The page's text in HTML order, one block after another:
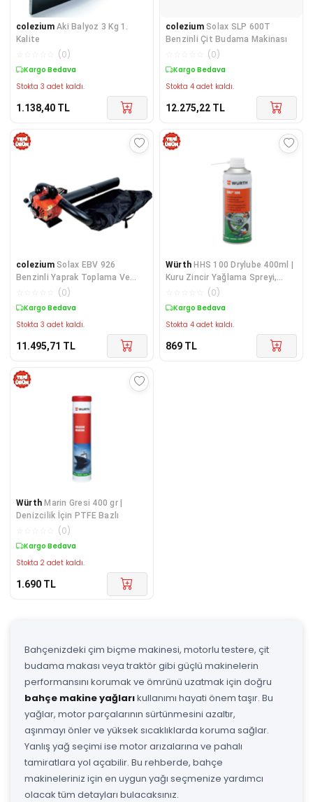
colezium Aki Balyoz 3 Kg 1.
Kalite
(0)
Kargo Bedava
Stokta 3 adet kaldı.
1.138,40 TL
colezium Solax SLP 600T
Benzinli Çit Budama Makinası
(0)
Kargo Bedava
Stokta 4 adet kaldı.
12.275,22 TL
colezium Solax EBV 926
Benzinli Yaprak Toplama Ve
Üfleme Makinesi 1 hp
(0)
Kargo Bedava
Stokta 3 adet kaldı.
11.495,71 TL
Würth HHS 100 Drylube 400ml |
Kuru Zincir Yağlama Spreyi,
PTFE Katkılı
(0)
Kargo Bedava
Stokta 4 adet kaldı.
869 TL
Würth Marin Gresi 400 gr |
Denizcilik İçin PTFE Bazlı
(0)
Kargo Bedava
Stokta 2 adet kaldı.
1.690 TL
Bahçenizdeki çim biçme makinesi, motorlu testere, çit
budama makası veya traktör gibi güçlü makinelerin
performansını korumak ve ömrünü uzatmak için doğru
bahçe makine yağlarıkullanımı hayati önem taşır. Bu
yağlar, motor parçalarının sürtünmesini azaltır,
aşınmayı önler ve yüksek sıcaklıklarda koruma sağlar.
Yanlış yağ seçimi ise motor arızalarına ve pahalı
tamiratlara yol açabilir. Bu rehberde, bahçe
makineleriniz için en uygun yağı seçmenize yardımcı
olacak tüm detayları bulacaksınız.